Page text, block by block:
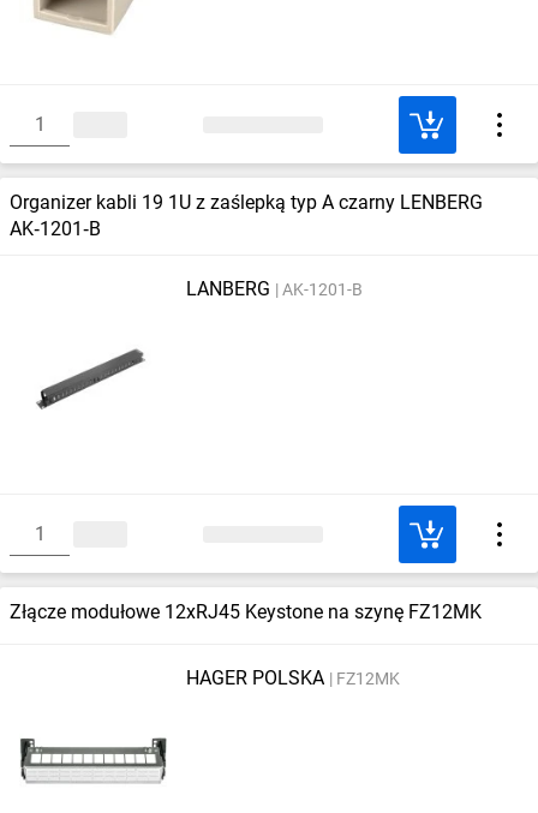
Organizer kabli 19 1U z zaślepką typ A czarny LENBERG
AK‑1201‑B
LANBERG AK-1201-B
Złącze modułowe 12xRJ45 Keystone na szynę FZ12MK
HAGER POLSKA FZ12MK